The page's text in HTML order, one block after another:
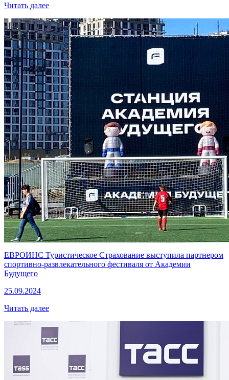
Читать далее
ЕВРОИНС Туристическое Страхование выступила партнером
спортивно-развлекательного фестиваля от Академии
Будущего
25.09.2024
Читать далее